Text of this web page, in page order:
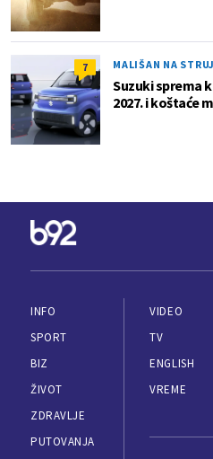
7 MALIŠAN NA
Suzuki sprema
2027. i koštaće
INFO
SPORT
BIZ
ŽIVOT
ZDRAVLJE
PUTOVANJA
VIDEO
TV
ENGLISH
VREME